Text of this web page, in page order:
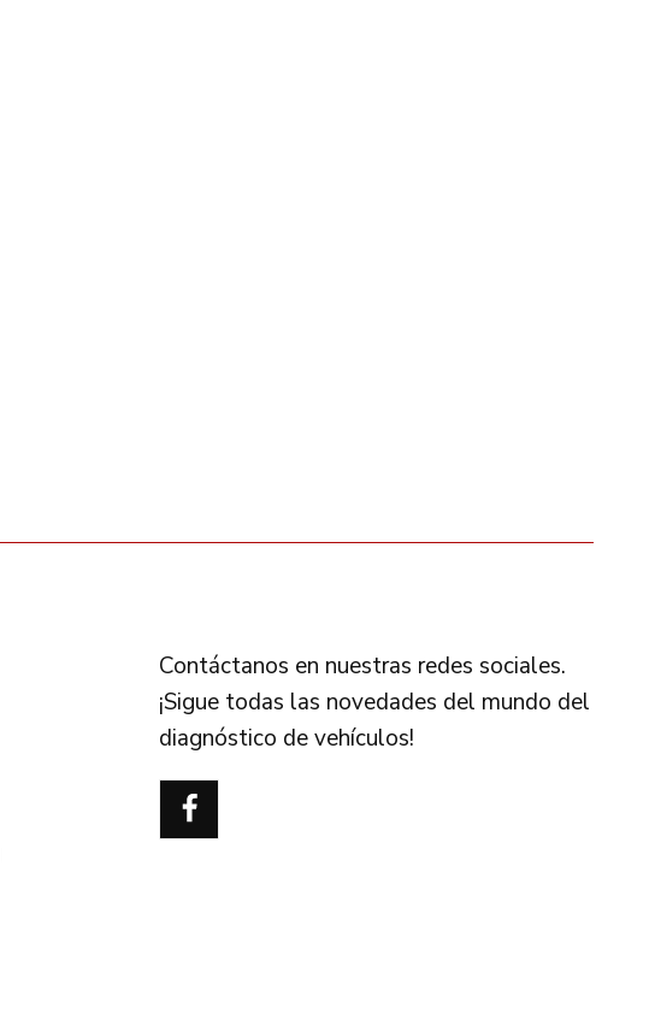
Contáctanos en nuestras redes sociales.
¡Sigue todas las novedades del mundo del
diagnóstico de vehículos!